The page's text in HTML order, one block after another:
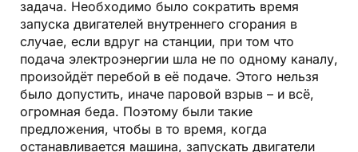
задача. Необходимо было сократить время
запуска двигателей внутреннего сгорания в
случае, если вдруг на станции, при том что
подача электроэнергии шла не по одному каналу,
произойдёт перебой в её подаче. Этого нельзя
было допустить, иначе паровой взрыв – и всё,
огромная беда. Поэтому были такие
предложения, чтобы в то время, когда
останавливается машина, запускать двигатели